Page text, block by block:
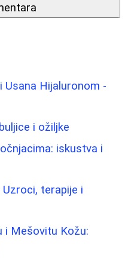
Usana Hijaluronom -
i ožiljke
iskustva i
terapije i
i Mešovitu Kožu: